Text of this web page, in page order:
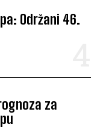
Održani 46.
za